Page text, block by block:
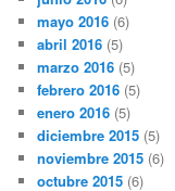
mayo 2016 (6)
abril 2016 (5)
marzo 2016 (5)
febrero 2016 (5)
enero 2016 (5)
diciembre 2015 (5)
noviembre 2015 (6)
octubre 2015 (6)